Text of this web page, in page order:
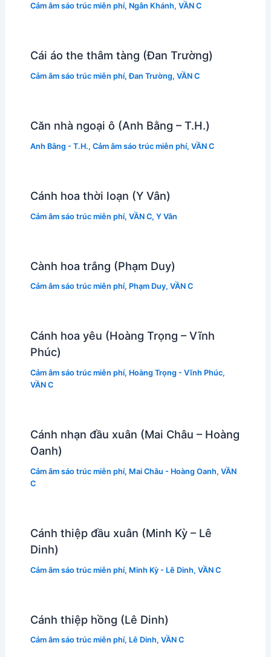
Cảm âm sáo trúc miễn phí, Ngân Khánh, VẦN C
Cái áo the thâm tàng (Đan Trường)
Cảm âm sáo trúc miễn phí,Đan Trường, VẦN C
Căn nhà ngoại ô (Anh Bằng – T.H.)
Anh Bằng - T.H., Cảm âm sáo trúc miễn phí, VẦN C
Cánh hoa thời loạn (Y Vân)
Cảm âm sáo trúc miễn phí, VẦN C, Y Vân
Cành hoa trắng (Phạm Duy)
Cảm âm sáo trúc miễn phí, Phạm Duy, VẦN C
Cánh hoa yêu (Hoàng Trọng – Vĩnh
Phúc)
Cảm âm sáo trúc miễn phí, Hoàng Trọng - Vĩnh Phúc,
VẦN C
Cánh nhạn đầu xuân (Mai Châu – Hoàng
Oanh)
Cảm âm sáo trúc miễn phí, Mai Châu - Hoàng Oanh, VẦN
C
Cánh thiệp đầu xuân (Minh Kỳ – Lê
Dinh)
Cảm âm sáo trúc miễn phí, Minh Kỳ - Lê Dinh, VẦN C
Cánh thiệp hồng (Lê Dinh)
Cảm âm sáo trúc miễn phí, Lê Dinh, VẦN C